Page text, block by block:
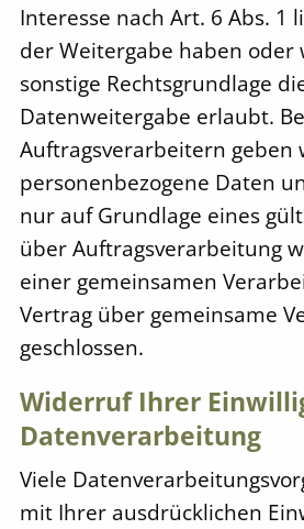
Interesse nach Art. 6 Abs. 1
der Weitergabe haben oder
sonstige Rechtsgrundlage
Datenweitergabe erlaubt.
Auftragsverarbeitern geben
personenbezogene Daten
nur auf Grundlage eines
über Auftragsverarbeitung
einer gemeinsamen
Vertrag über gemeinsame
geschlossen.
Widerruf Ihrer
Datenverarbeitung
Viele
mit Ihrer ausdrücklichen